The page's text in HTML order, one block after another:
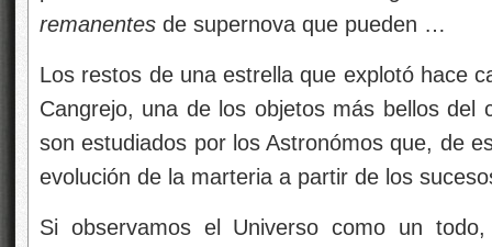
remanentes de supernova que pueden …
Los restos de una estrella que explotó hace
Cangrejo, una de los objetos más bellos
son estudiados por los Astronómos que, de
evolución de la marteria a partir de los
Si observamos el Universo como un